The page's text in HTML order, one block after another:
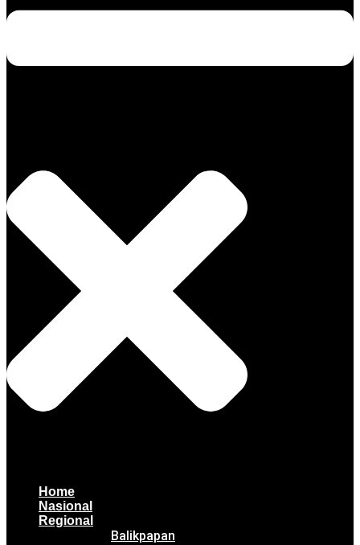
Home
Nasional
Regional
Balikpapan